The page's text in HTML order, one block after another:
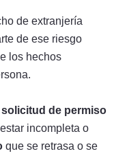
de extranjería
de ese riesgo
los hechos
solicitud de permiso
incompleta o
que se retrasa o se